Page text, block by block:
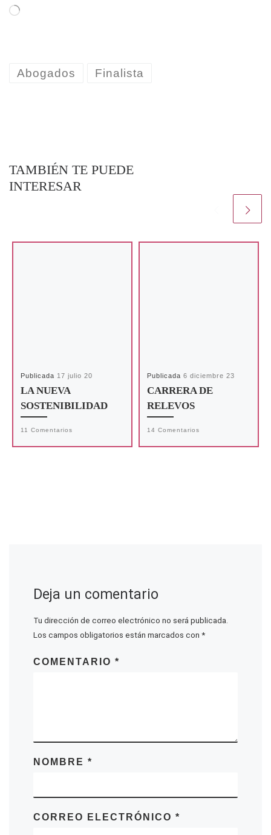
Cargando...
Abogados Finalista
TAMBIÉN TE PUEDE
INTERESAR
Publicada 17 julio 20
LA NUEVA
SOSTENIBILIDAD
11 Comentarios
Publicada6 diciembre 23
CARRERA DE
RELEVOS
14 Comentarios
Deja un comentario
Tu dirección de correo electrónico no será publicada.
Los campos obligatorios están marcados con *
COMENTARIO *
NOMBRE *
CORREO ELECTRÓNICO *